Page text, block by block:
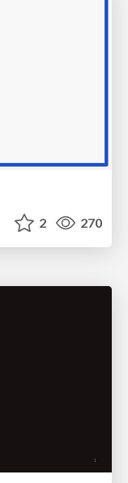
2 270